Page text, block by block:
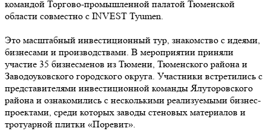
командой Торгово-промышленной палатой Тюменской
области совместно с INVEST Tyumen.
Это масштабный инвестиционный тур, знакомство с идеями,
бизнесами и производствами. В мероприятии приняли
участие 35 бизнесменов из Тюмени, Тюменского района и
Заводоуковского городского округа. Участники встретились с
представителями инвестиционной команды Ялуторовского
района и ознакомились с несколькими реализуемыми бизнес-
проектами, среди которых заводы стеновых материалов и
тротуарной плитки «Поревит».